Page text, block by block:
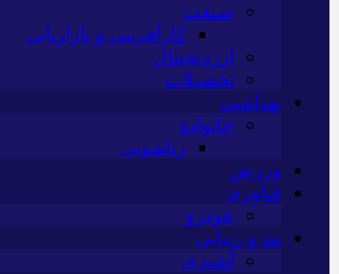
صنعت
کارآفرینی و بازاریابی
ارزدیجیتال
تحصیلات
بهداشت
خانواده
زناشویی
ورزش
فناوری
خودرو
مد و زیبایی
آشپزی